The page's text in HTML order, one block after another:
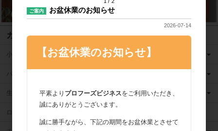
カテゴリ
小麦粉
バター
生クリーム
ロングライフ牛乳
ご案内 お盆休業のお知らせ
2026-07-14
【お盆休業のお知らせ】
平素より プロフーズビジネスをご利用いただき、
誠にありがとうございます。
誠に勝手ながら、下記の期間をお盆休業とさせて